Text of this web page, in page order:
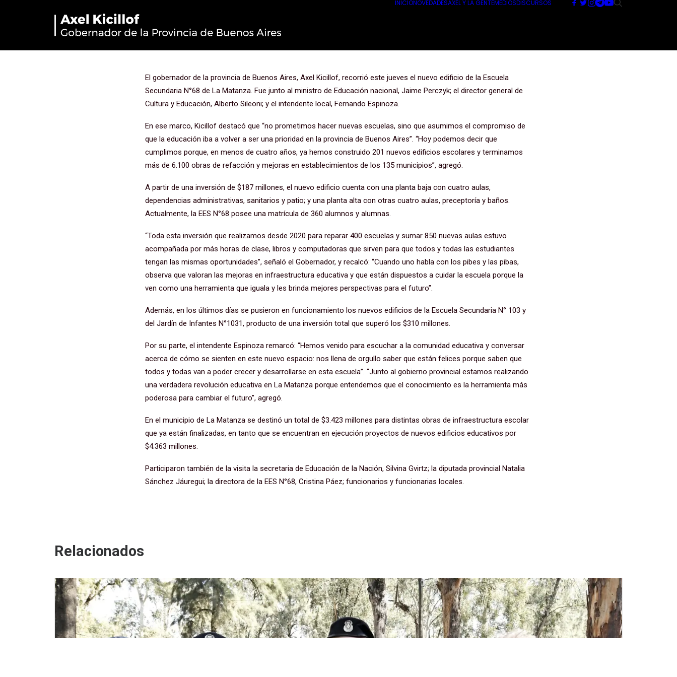
INICIONOVEDADESAXEL Y LA GENTEMEDIOSDISCURSOS
Kicillof recorrió el nuevo edificio de la Escuela Secundaria
El gobernador de la provincia de Buenos Aires, Axel Kicillof, recorrió este jueves el nuevo edificio de la Escuela
Secundaria N°68 de La Matanza. Fue junto al ministro de Educación nacional, Jaime Perczyk; el director general de
Cultura y Educación, Alberto Sileoni; y el intendente local, Fernando Espinoza.
En ese marco, Kicillof destacó que “no prometimos hacer nuevas escuelas, sino que asumimos el compromiso de
que la educación iba a volver a ser una prioridad en la provincia de Buenos Aires”. “Hoy podemos decir que
cumplimos porque, en menos de cuatro años, ya hemos construido 201 nuevos edificios escolares y terminamos
más de 6.100 obras de refacción y mejoras en establecimientos de los 135 municipios”, agregó.
A partir de una inversión de $187 millones, el nuevo edificio cuenta con una planta baja con cuatro aulas,
dependencias administrativas, sanitarios y patio; y una planta alta con otras cuatro aulas, preceptoría y baños.
Actualmente, la EES N°68 posee una matrícula de 360 alumnos y alumnas.
“Toda esta inversión que realizamos desde 2020 para reparar 400 escuelas y sumar 850 nuevas aulas estuvo
acompañada por más horas de clase, libros y computadoras que sirven para que todos y todas las estudiantes
tengan las mismas oportunidades”, señaló el Gobernador, y recalcó: “Cuando uno habla con los pibes y las pibas,
observa que valoran las mejoras en infraestructura educativa y que están dispuestos a cuidar la escuela porque la
ven como una herramienta que iguala y les brinda mejores perspectivas para el futuro”.
Además, en los últimos días se pusieron en funcionamiento los nuevos edificios de la Escuela Secundaria N° 103 y
del Jardín de Infantes N°1031, producto de una inversión total que superó los $310 millones.
Por su parte, el intendente Espinoza remarcó: “Hemos venido para escuchar a la comunidad educativa y conversar
acerca de cómo se sienten en este nuevo espacio: nos llena de orgullo saber que están felices porque saben que
todos y todas van a poder crecer y desarrollarse en esta escuela”. “Junto al gobierno provincial estamos realizando
una verdadera revolución educativa en La Matanza porque entendemos que el conocimiento es la herramienta más
poderosa para cambiar el futuro”, agregó.
En el municipio de La Matanza se destinó un total de $3.423 millones para distintas obras de infraestructura escolar
que ya están finalizadas, en tanto que se encuentran en ejecución proyectos de nuevos edificios educativos por
$4.363 millones.
Participaron también de la visita la secretaria de Educación de la Nación, Silvina Gvirtz; la diputada provincial Natalia
Sánchez Jáuregui; la directora de la EES N°68, Cristina Páez; funcionarios y funcionarias locales.
Relacionados